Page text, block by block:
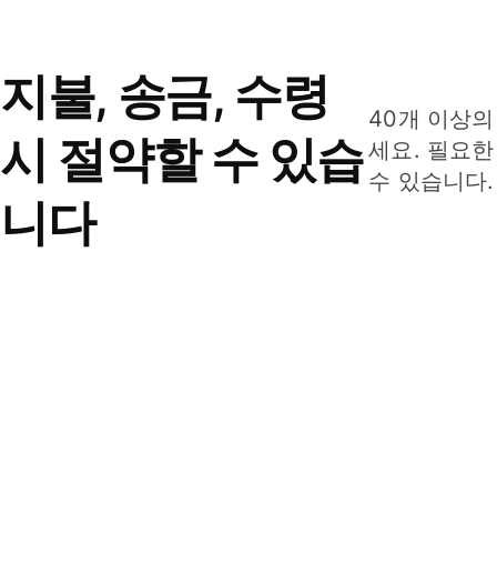
지불, 송금, 수령
시 절약할 수 있습
니다
40개 이상
세요. 필요
수 있습니다.